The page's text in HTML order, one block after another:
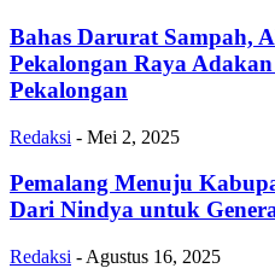
Bahas Darurat Sampah,
Pekalongan Raya
Pekalongan
Redaksi - Mei 2, 2025
Pemalang Menuju
Dari Nindya untuk
Redaksi - Agustus 16, 2025